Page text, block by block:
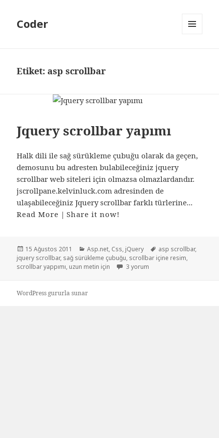
Coder
Etiket: asp scrollbar
Jquery scrollbar yapımı
Halk dili ile sağ sürükleme çubuğu olarak da geçen,
demosunu bu adresten bulabileceğiniz jquery
scrollbar web siteleri için olmazsa olmazlardandır.
jscrollpane.kelvinluck.com adresinden de
ulaşabileceğiniz Jquery scrollbar farklı türlerine...
Read More |Share it now!
Yayın
tarihi
15 Ağustos 2011 Kategoriler
Asp.net, Css, jQuery Etiketler
asp scrollbar,
jquery scrollbar, sağ sürükleme çubuğu, scrollbar içine resim,
scrollbar yappımı, uzun metin için Jquery scrollbar yapımı için
3 yorum
WordPress gururla sunar